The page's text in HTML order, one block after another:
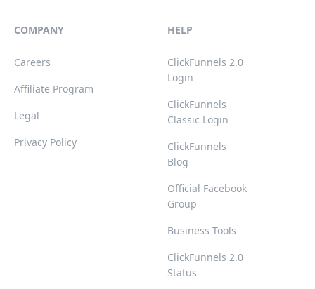
COMPANY
Careers
Affiliate Program
Legal
Privacy Policy
HELP
ClickFunnels 2.0
Login
ClickFunnels
Classic Login
ClickFunnels
Blog
Official Facebook
Group
Business Tools
ClickFunnels 2.0
Status